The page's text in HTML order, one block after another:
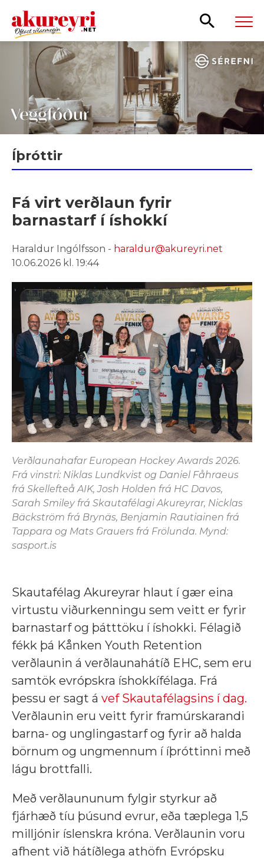
Leita
Íþróttir
Fá virt verðlaun fyrir
barnastarf í íshokkí
Haraldur Ingólfsson - haraldur@akureyri.net
10.06.2026 kl. 19:44
Verðlaunahafar European Hockey Awards 2026.
Frá vinstri: Niklas Lundkvist og Daniel Fåhraeus
frá Skellefteå AIK, Josh Holden frá HC Davos,
Sarah Smiley frá Skautafélagi Akureyrar, Nicklas
Bäckström frá Brynäs, Benjamin Rautiainen frá
Tappara og Mats Grauers frá Frölunda. Mynd:
sasport.is
Skautafélag Akureyrar hlaut í gær eina
virtustu viðurkenningu sem veitt er fyrir
barnastarf og þátttöku í íshokki. Félagið
fékk þá Kånken Youth Retention
verðlaunin á verðlaunahátíð EHC, sem eru
samtök evrópskra íshokkífélaga. Frá
þessu er sagt á vef Skautafélagsins í dag.
Verðlaunin eru veitt fyrir framúrskarandi
barna- og unglingastarf og fyrir að halda
börnum og ungmennum í íþróttinni með
lágu brottfalli.
Með verðlaununum fylgir styrkur að
fjárhæð tíu þúsund evrur, eða tæplega 1,5
milljónir íslenskra króna. Verðlaunin voru
afhent við hátíðlega athöfn Evrópsku